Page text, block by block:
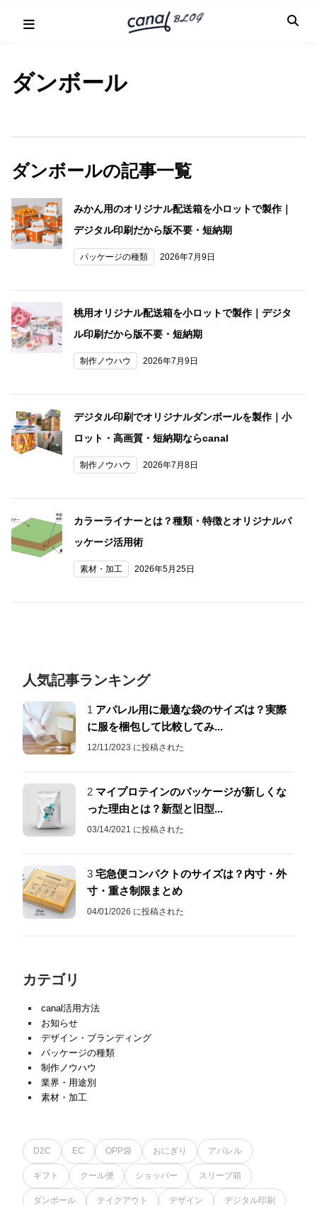
ダンボール
ダンボールの記事一覧
みかん用のオリジナル配送箱を小ロットで製作｜
デジタル印刷だから版不要・短納期
パッケージの種類 2026年7月9日
桃用オリジナル配送箱を小ロットで製作｜デジタ
ル印刷だから版不要・短納期
制作ノウハウ 2026年7月9日
デジタル印刷でオリジナルダンボールを製作｜小
ロット・高画質・短納期ならcanal
制作ノウハウ 2026年7月8日
カラーライナーとは？種類・特徴とオリジナルパ
ッケージ活用術
素材・加工 2026年5月25日
人気記事ランキング
1 アパレル用に最適な袋のサイズは？実際
に服を梱包して比較してみ...
12/11/2023 に投稿された
2 マイプロテインのパッケージが新しくな
った理由とは？新型と旧型...
03/14/2021 に投稿された
3 宅急便コンパクトのサイズは？内寸・外
寸・重さ制限まとめ
04/01/2026 に投稿された
カテゴリ
canal活用方法
お知らせ
デザイン・ブランディング
パッケージの種類
制作ノウハウ
業界・用途別
素材・加工
D2C EC OPP袋 おにぎり アパレル
ギフト クール便 ショッパー スリーブ箱
ダンボール テイクアウト デザイン デジタル印刷